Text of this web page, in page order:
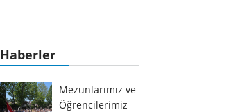
Haberler
Mezunlarımız ve
Öğrencilerimiz